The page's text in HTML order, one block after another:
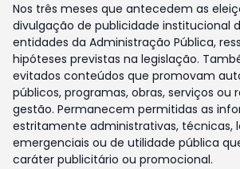
Nos três meses que antecedem as
divulgação de publicidade institucional
entidades da Administração Pública,
hipóteses previstas na legislação.
evitados conteúdos que promovam
públicos, programas, obras, serviços ou
gestão. Permanecem permitidas as
estritamente administrativas, técnicas,
emergenciais ou de utilidade pública
caráter publicitário ou promocional.